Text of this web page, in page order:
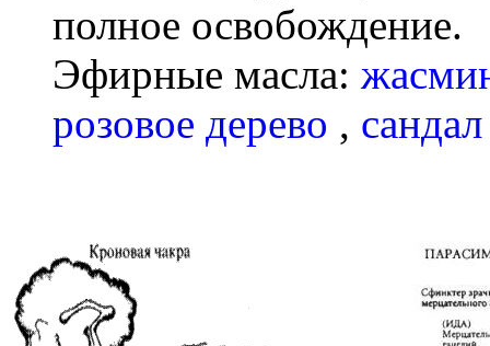
полное освобождение.
Эфирные масла:
розовое дерево , сандал